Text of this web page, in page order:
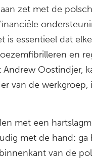
zet met de
is essentieel dat
en
Andrew Oostindjer,
van de werkgroep,
met een
met de hand: ga
van de